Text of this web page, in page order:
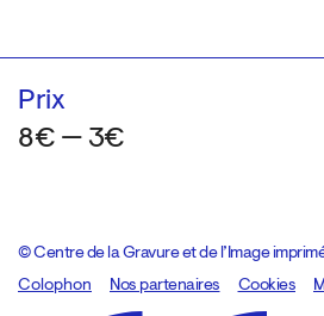
Prix
8€ — 3€
© Centre de la Gravure et de l’Image
Colophon
Design:Marcel Kaczmarek, code:
Nos partenaires Cookies